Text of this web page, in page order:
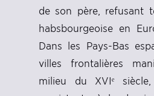
de son père, refusant
habsbourgeoise en
Dans les Pays-Bas
villes frontalières
milieu du XVIᵉ